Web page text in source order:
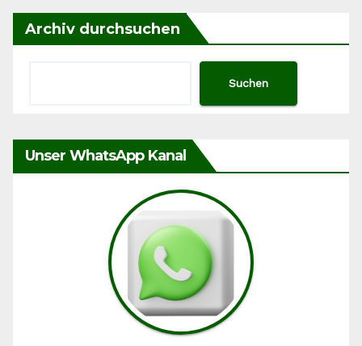
Archiv durchsuchen
Suchen
Unser WhatsApp Kanal